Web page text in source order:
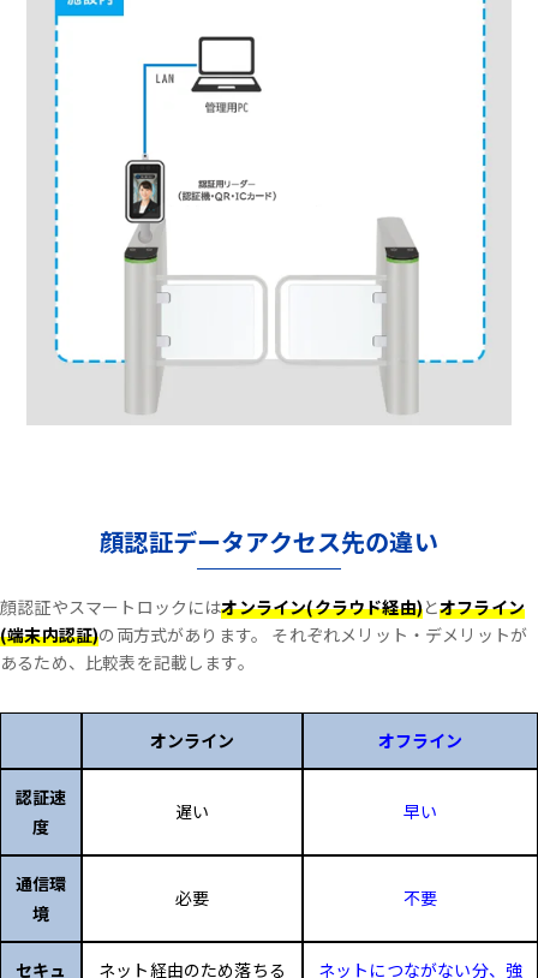
顔認証データアクセス先の違い
顔認証やスマートロックにはオンライン(クラウド経由)とオフライン
(端末内認証)の両方式があります。
それぞれメリット・デメリットが
あるため、比較表を記載します。
オンライン オフライン
認証速
度
遅い 早い
通信環
境
必要 不要
セキュ ネット経由のため落ちる ネットにつながない分、強